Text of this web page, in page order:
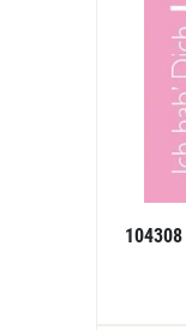
104308